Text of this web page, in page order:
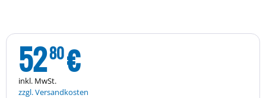
5280€
inkl. MwSt.
zzgl. Versandkosten